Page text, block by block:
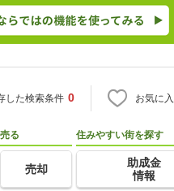
した検索条件 0 お気に入
売る
売却
住みやすい街を探す
助成金
情報